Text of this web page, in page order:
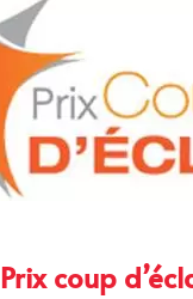
Prix coup